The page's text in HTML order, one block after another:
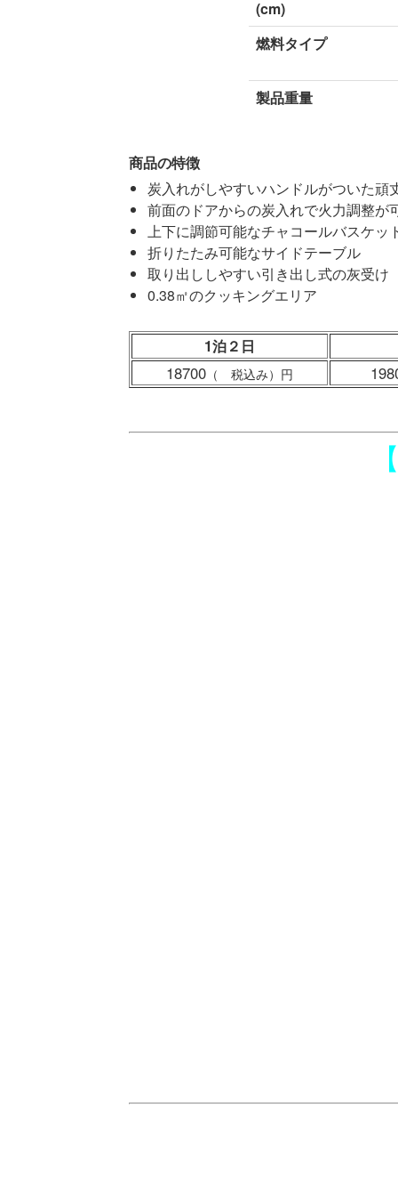
(cm)
燃料タイプ
製品重量
商品の特徴
炭入れがしやすいハンドルがついた頑
前面のドアからの炭入れで火力調整が
上下に調節可能なチャコールバスケッ
折りたたみ可能なサイドテーブル
取り出ししやすい引き出し式の灰受け
0.38㎡のクッキングエリア
1泊２日
18700 （ 税込み） 円